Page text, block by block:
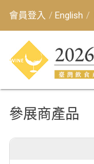
會員登入 English
參展商產品